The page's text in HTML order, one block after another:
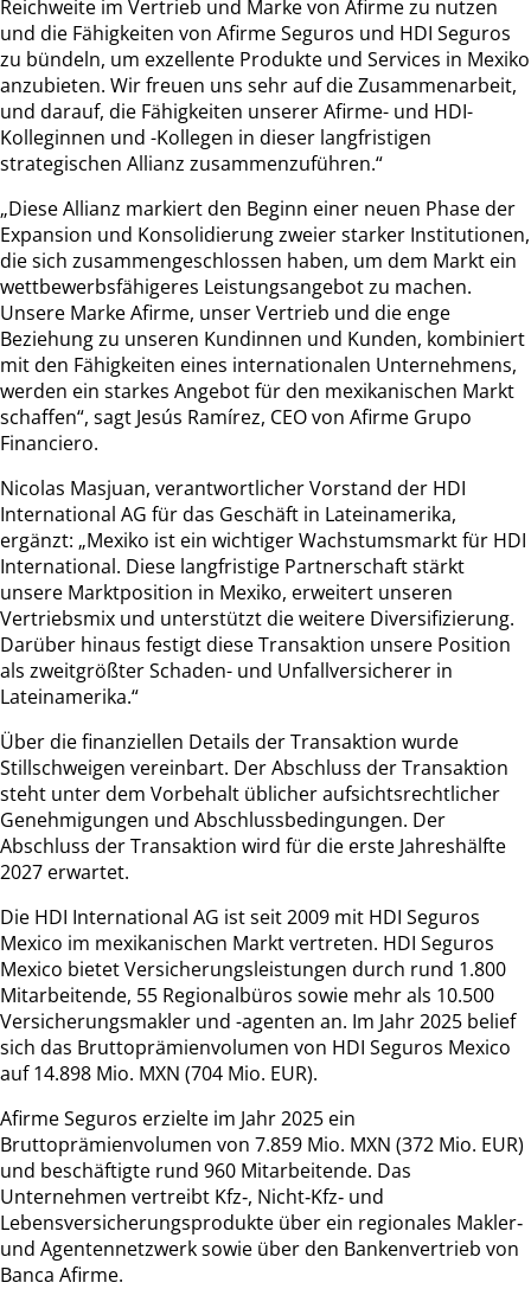
Reichweite im Vertrieb und Marke von Afirme zu nutzen
und die Fähigkeiten von Afirme Seguros und HDI Seguros
zu bündeln, um exzellente Produkte und Services in Mexiko
anzubieten. Wir freuen uns sehr auf die Zusammenarbeit,
und darauf, die Fähigkeiten unserer Afirme- und HDI-
Kolleginnen und -Kollegen in dieser langfristigen
strategischen Allianz zusammenzuführen.“
„Diese Allianz markiert den Beginn einer neuen Phase der
Expansion und Konsolidierung zweier starker Institutionen,
die sich zusammengeschlossen haben, um dem Markt ein
wettbewerbsfähigeres Leistungsangebot zu machen.
Unsere Marke Afirme, unser Vertrieb und die enge
Beziehung zu unseren Kundinnen und Kunden, kombiniert
mit den Fähigkeiten eines internationalen Unternehmens,
werden ein starkes Angebot für den mexikanischen Markt
schaffen“, sagt Jesús Ramírez, CEO von Afirme Grupo
Financiero.
Nicolas Masjuan, verantwortlicher Vorstand der HDI
International AG für das Geschäft in Lateinamerika,
ergänzt: „Mexiko ist ein wichtiger Wachstumsmarkt für HDI
International. Diese langfristige Partnerschaft stärkt
unsere Marktposition in Mexiko, erweitert unseren
Vertriebsmix und unterstützt die weitere Diversifizierung.
Darüber hinaus festigt diese Transaktion unsere Position
als zweitgrößter Schaden- und Unfallversicherer in
Lateinamerika.“
Über die finanziellen Details der Transaktion wurde
Stillschweigen vereinbart. Der Abschluss der Transaktion
steht unter dem Vorbehalt üblicher aufsichtsrechtlicher
Genehmigungen und Abschlussbedingungen. Der
Abschluss der Transaktion wird für die erste Jahreshälfte
2027 erwartet.
Die HDI International AG ist seit 2009 mit HDI Seguros
Mexico im mexikanischen Markt vertreten. HDI Seguros
Mexico bietet Versicherungsleistungen durch rund 1.800
Mitarbeitende, 55 Regionalbüros sowie mehr als 10.500
Versicherungsmakler und -agenten an. Im Jahr 2025 belief
sich das Bruttoprämienvolumen von HDI Seguros Mexico
auf 14.898 Mio. MXN (704 Mio. EUR).
Afirme Seguros erzielte im Jahr 2025 ein
Bruttoprämienvolumen von 7.859 Mio. MXN (372 Mio. EUR)
und beschäftigte rund 960 Mitarbeitende. Das
Unternehmen vertreibt Kfz‑, Nicht‑Kfz‑ und
Lebensversicherungsprodukte über ein regionales Makler‑
und Agentennetzwerk sowie über den Bankenvertrieb von
Banca Afirme.